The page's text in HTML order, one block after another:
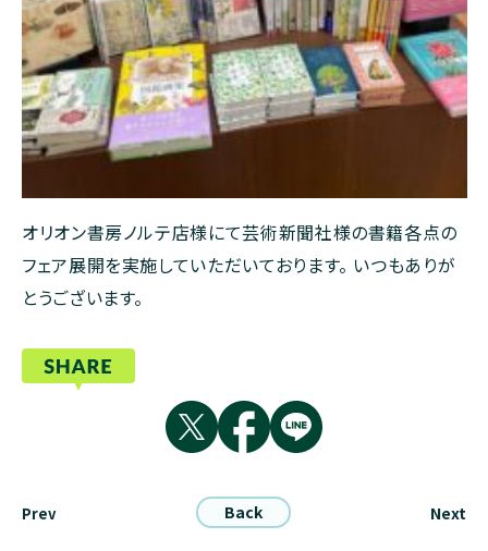
オリオン書房ノルテ店様にて芸術新聞社様の書籍各点の
フェア展開を実施していただいております。 いつもありが
とうございます。
Prev Back Next